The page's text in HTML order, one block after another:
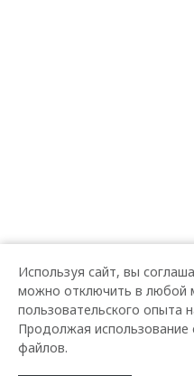
Используя сайт, вы
можно отключить в любой
пользовательского опыта
Продолжая использование
файлов.